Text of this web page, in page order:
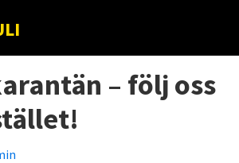
– följ oss